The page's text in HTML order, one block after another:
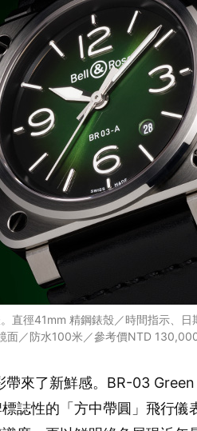
直徑41mm 精鋼錶殼／時間指示、
面／防水100米／參考價NTD
帶來了新鮮感。BR-03
誌性的「方中帶圓」飛行儀